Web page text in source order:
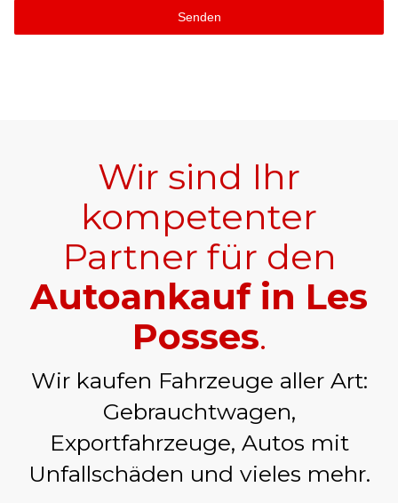
Senden
Wir sind Ihr
kompetenter
Partner für den
Autoankauf in Les
Posses.
Wir kaufen Fahrzeuge aller Art:
Gebrauchtwagen,
Exportfahrzeuge, Autos mit
Unfallschäden und vieles mehr.